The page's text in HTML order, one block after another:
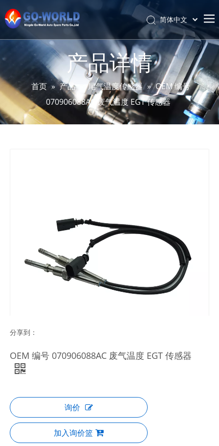
关于我们
产品
服务与定制
资讯
简体中文
Português
Español
Pусский
Latine
Français
English
产品详情
首页 » 产品 尾气温度传感器 » OEM 编号
070906088AC 废气温度 EGT 传感器
分享到：
OEM 编号 070906088AC 废气温度 EGT 传感器
询价
加入询价篮